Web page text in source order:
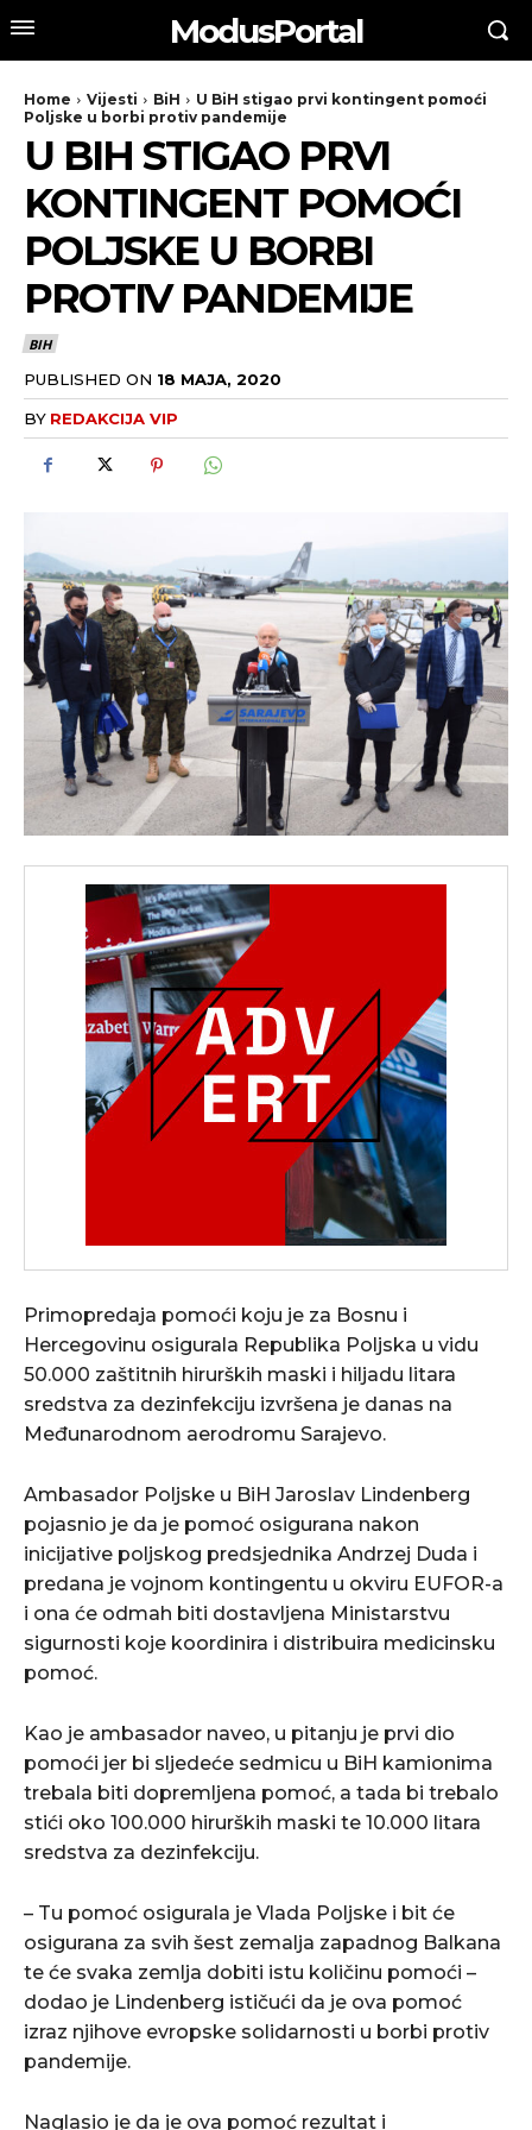
ModusPortal
Home Vijesti BiH
U BiH stigao prvi kontingent pomoći
Poljske u borbi protiv pandemije
U BIH STIGAO PRVI
KONTINGENT POMOĆI
POLJSKE U BORBI
PROTIV PANDEMIJE
BIH
PUBLISHED ON 18 MAJA, 2020
BY REDAKCIJA VIP
Primopredaja pomoći koju je za Bosnu i
Hercegovinu osigurala Republika Poljska u vidu
50.000 zaštitnih hirurških maski i hiljadu litara
sredstva za dezinfekciju izvršena je danas na
Međunarodnom aerodromu Sarajevo.
Ambasador Poljske u BiH Jaroslav Lindenberg
pojasnio je da je pomoć osigurana nakon
inicijative poljskog predsjednika Andrzej Duda i
predana je vojnom kontingentu u okviru EUFOR-a
i ona će odmah biti dostavljena Ministarstvu
sigurnosti koje koordinira i distribuira medicinsku
pomoć.
Kao je ambasador naveo, u pitanju je prvi dio
pomoći jer bi sljedeće sedmicu u BiH kamionima
trebala biti dopremljena pomoć, a tada bi trebalo
stići oko 100.000 hirurških maski te 10.000 litara
sredstva za dezinfekciju.
– Tu pomoć osigurala je Vlada Poljske i bit će
osigurana za svih šest zemalja zapadnog Balkana
te će svaka zemlja dobiti istu količinu pomoći –
dodao je Lindenberg ističući da je ova pomoć
izraz njihove evropske solidarnosti u borbi protiv
pandemije.
Naglasio je da je ova pomoć rezultat i